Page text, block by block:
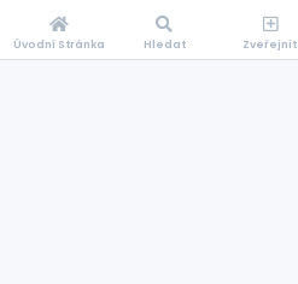
Úvodní Stránka Hledat Zveřejnit